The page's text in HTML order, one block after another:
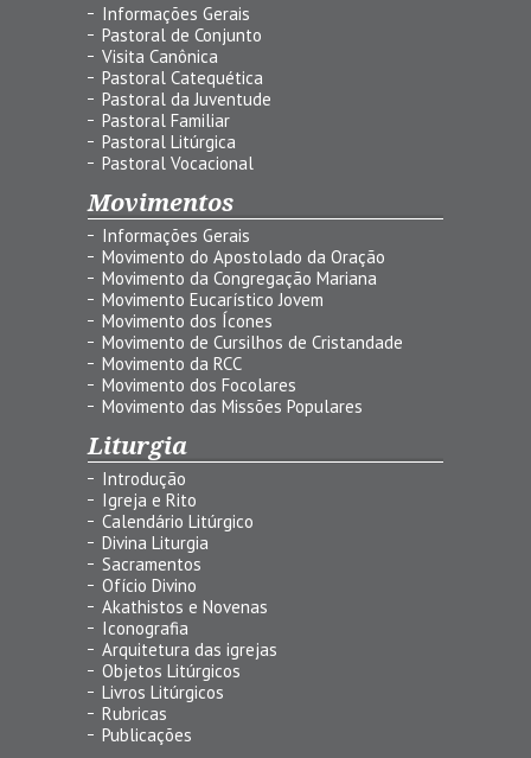
Informações Gerais
Pastoral de Conjunto
Visita Canônica
Pastoral Catequética
Pastoral da Juventude
Pastoral Familiar
Pastoral Litúrgica
Pastoral Vocacional
Movimentos
Informações Gerais
Movimento do Apostolado da Oração
Movimento da Congregação Mariana
Movimento Eucarístico Jovem
Movimento dos Ícones
Movimento de Cursilhos de Cristandade
Movimento da RCC
Movimento dos Focolares
Movimento das Missões Populares
Liturgia
Introdução
Igreja e Rito
Calendário Litúrgico
Divina Liturgia
Sacramentos
Ofício Divino
Akathistos e Novenas
Iconografia
Arquitetura das igrejas
Objetos Litúrgicos
Livros Litúrgicos
Rubricas
Publicações